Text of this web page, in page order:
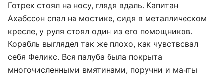
Готрек стоял на носу, глядя вдаль. Капитан
Ахабссон спал на мостике, сидя в металлическом
кресле, у руля стоял один из его помощников.
Корабль выглядел так же плохо, как чувствовал
себя Феликс. Вся палуба была покрыта
многочисленными вмятинами, поручни и мачты